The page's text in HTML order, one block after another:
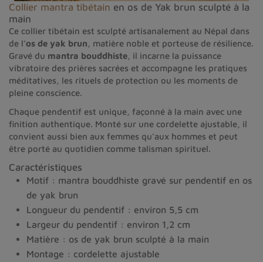
Collier mantra tibétain en os de Yak brun sculpté à la
main
Ce collier tibétain est sculpté artisanalement au Népal dans
de l’os de yak brun , matière noble et porteuse de résilience.
Gravé du mantra bouddhiste , il incarne la puissance
vibratoire des prières sacrées et accompagne les pratiques
méditatives, les rituels de protection ou les moments de
pleine conscience.
Chaque pendentif est unique, façonné à la main avec une
finition authentique. Monté sur une cordelette ajustable, il
convient aussi bien aux femmes qu’aux hommes et peut
être porté au quotidien comme talisman spirituel.
Caractéristiques
Motif : mantra bouddhiste gravé sur pendentif en os
de yak brun
Longueur du pendentif : environ 5,5 cm
Largeur du pendentif : environ 1,2 cm
Matière : os de yak brun sculpté à la main
Montage : cordelette ajustable